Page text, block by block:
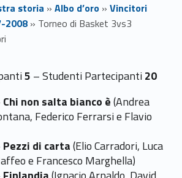
storia » Albo d’oro» Vincitori
2008» Torneo di Basket 3vs3
5 – Studenti Partecipanti 20
Chi non salta bianco è(Andrea
Federico Ferrarsi e Flavio
Pezzi di carta(Elio Carradori, Luca
e Francesco Marghella)